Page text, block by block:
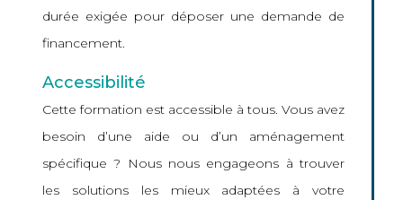
durée exigée pour déposer une demande de
financement.
Accessibilité
Cette formation est accessible à tous. Vous avez
besoin d’une aide ou d’un aménagement
spécifique ? Nous nous engageons à trouver
les solutions les mieux adaptées à votre